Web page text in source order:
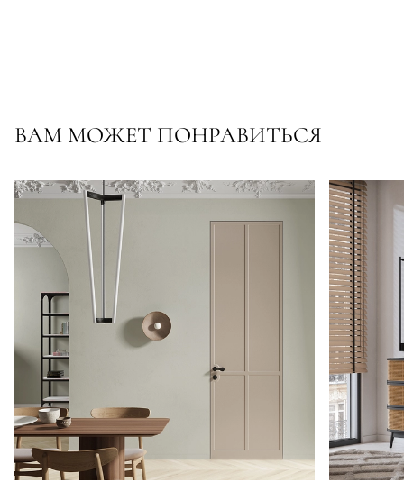
ВАМ МОЖЕТ ПОНРАВИТЬСЯ